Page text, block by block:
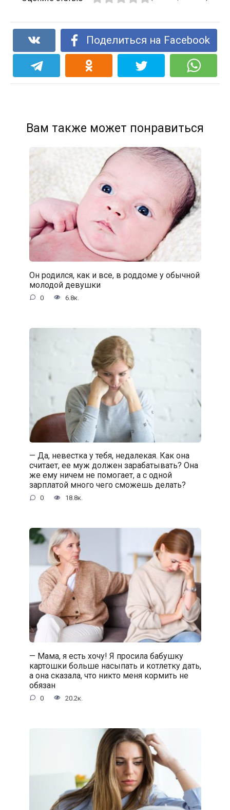
Поделиться на Facebook
Вам также может понравиться
Он родился, как и все, в роддоме у обычной
молодой девушки
0 6.8к.
— Да, невестка у тебя, недалекая. Как она
считает, ее муж должен зарабатывать? Она
же ему ничем не помогает, а с одной
зарплатой много чего сможешь делать?
0 18.8к.
— Мама, я есть хочу! Я просила бабушку
картошки больше насыпать и котлетку дать,
а она сказала, что никто меня кормить не
обязан
0 20.2к.